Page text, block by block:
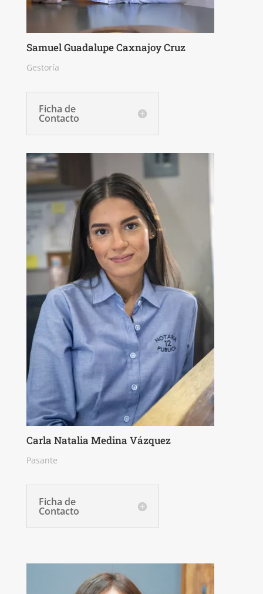
Samuel Guadalupe Caxnajoy Cruz
Gestoría
Ficha de
Contacto
Carla Natalia Medina Vázquez
Pasante
Ficha de
Contacto